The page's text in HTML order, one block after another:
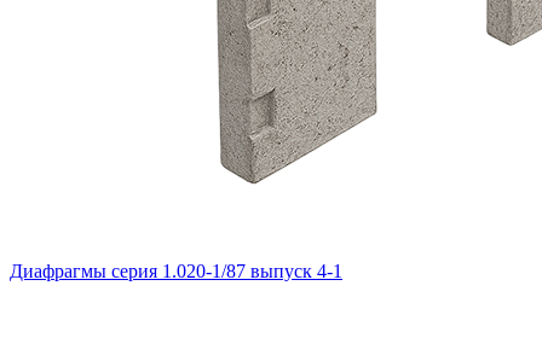
Диафрагмы серия 1.020-1/87 выпуск 4-1